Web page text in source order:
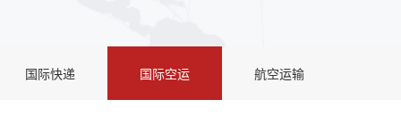
国际快递 国际空运 航空运输